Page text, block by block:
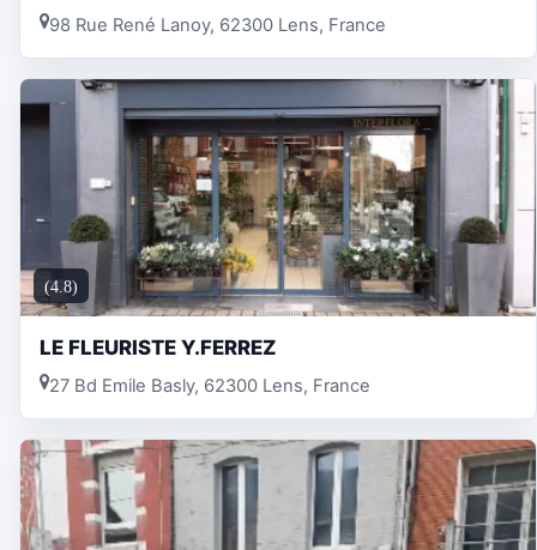
98 Rue René Lanoy, 62300 Lens, France
(4.8)
LE FLEURISTE Y.FERREZ
27 Bd Emile Basly, 62300 Lens, France